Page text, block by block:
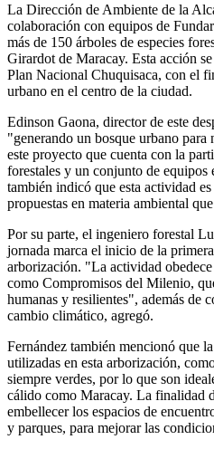
La Dirección de Ambiente de la
colaboración con equipos de
más de 150 árboles de especies
Girardot de Maracay. Esta acción
Plan Nacional Chuquisaca, con el
urbano en el centro de la ciudad.
Edinson Gaona, director de este
"generando un bosque urbano
este proyecto que cuenta con la
forestales y un conjunto de equipos
también indicó que esta actividad
propuestas en materia ambiental
Por su parte, el ingeniero forestal
jornada marca el inicio de la
arborización. "La actividad
como Compromisos del Milenio,
humanas y resilientes", además de
cambio climático, agregó.
Fernández también mencionó que
utilizadas en esta arborización,
siempre verdes, por lo que son
cálido como Maracay. La finalidad
embellecer los espacios de
y parques, para mejorar las